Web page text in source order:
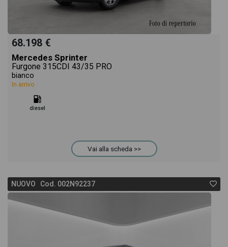
68.198 €
Mercedes Sprinter
Furgone 315CDI 43/35 PRO
bianco
In arrivo
diesel
Vai alla scheda >>
NUOVO Cod. 002N92237